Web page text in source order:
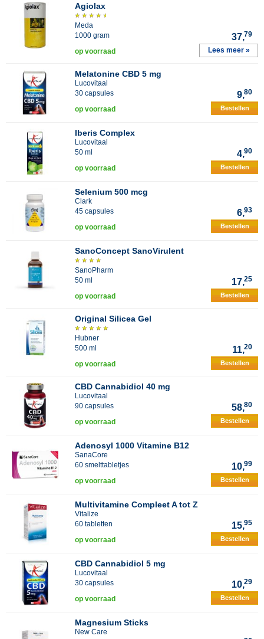
Agiolax
Meda
1000 gram
37,79
op voorraad Lees meer »
Melatonine CBD 5 mg
Lucovitaal
30 capsules
9,80
op voorraad Bestellen
Iberis Complex
Lucovitaal
50 ml
4,90
op voorraad Bestellen
Selenium 500 mcg
Clark
45 capsules
6,93
op voorraad Bestellen
SanoConcept SanoVirulent
SanoPharm
50 ml
17,25
op voorraad Bestellen
Original Silicea Gel
Hubner
500 ml
11,20
op voorraad Bestellen
CBD Cannabidiol 40 mg
Lucovitaal
90 capsules
58,80
op voorraad Bestellen
Adenosyl 1000 Vitamine B12
SanaCore
60 smelttabletjes
10,99
op voorraad Bestellen
Multivitamine Compleet A tot Z
Vitalize
60 tabletten
15,95
op voorraad Bestellen
CBD Cannabidiol 5 mg
Lucovitaal
30 capsules
10,29
op voorraad Bestellen
Magnesium Sticks
New Care